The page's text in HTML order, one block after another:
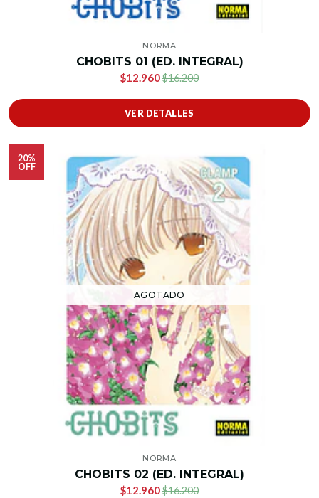
NORMA
CHOBITS 01 (ED. INTEGRAL)
$12.960$16.200
VER DETALLES
20%
OFF
AGOTADO
NORMA
CHOBITS 02 (ED. INTEGRAL)
$12.960$16.200